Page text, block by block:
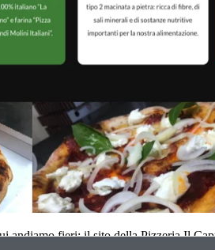
andiamo fieri: il sito della Pizzeria Il